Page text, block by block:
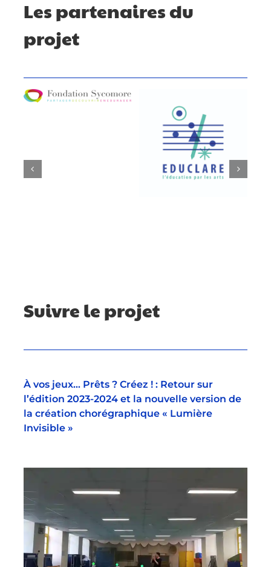
Les partenaires du
projet
Suivre le projet
À vos jeux… Prêts ? Créez ! : Retour sur
l’édition 2023-2024 et la nouvelle version de
la création chorégraphique « Lumière
Invisible »